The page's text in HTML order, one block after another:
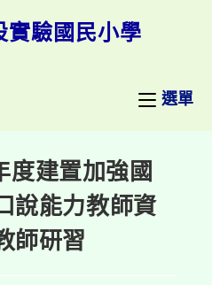
實驗國民小學
選單
度建置加強國
說能力教師資
師研習